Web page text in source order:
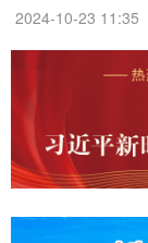
2024-10-23 11:35